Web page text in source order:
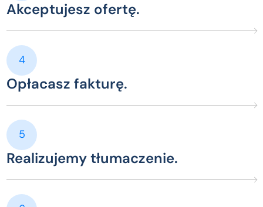
Akceptujesz ofertę.
4
Opłacasz fakturę.
5
Realizujemy tłumaczenie.